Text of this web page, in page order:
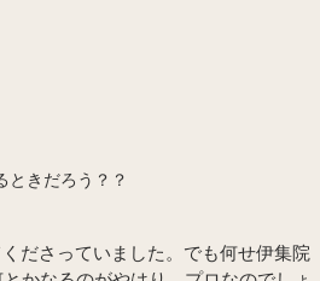
ときだろう？？
ださっていました。でも何せ伊集院